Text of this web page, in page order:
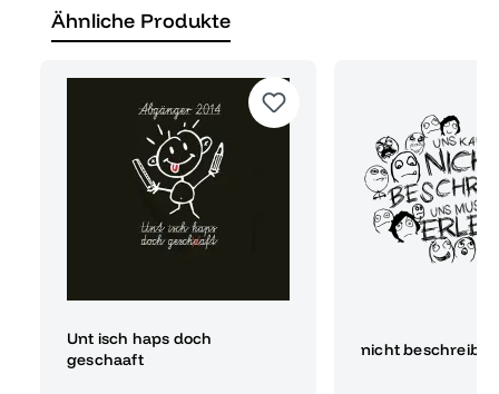
Ähnliche Produkte
Unt isch haps doch
geschaaft
nicht beschreiben